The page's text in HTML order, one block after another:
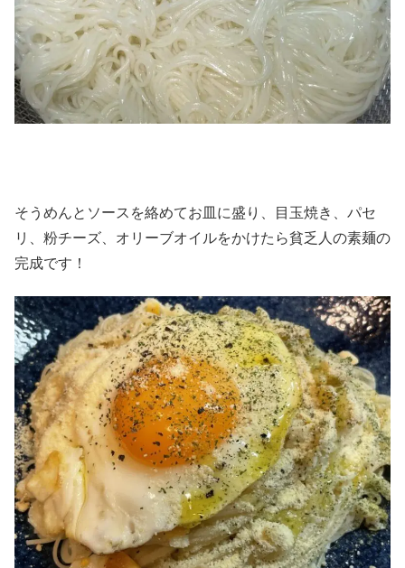
そうめんとソースを絡めてお皿に盛り、目玉焼き、パセ
リ、粉チーズ、オリーブオイルをかけたら貧乏人の素麺の
完成です！